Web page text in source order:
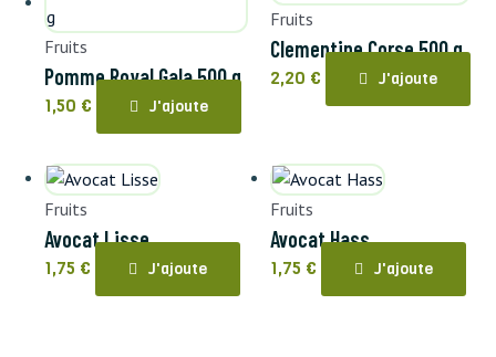
Fruits
Pomme Royal Gala 500 g
1,50 € J'ajoute
Fruits
Clementine Corse 500 g
2,20 € J'ajoute
Fruits
Avocat Lisse
1,75 € J'ajoute
Fruits
Avocat Hass
1,75 € J'ajoute